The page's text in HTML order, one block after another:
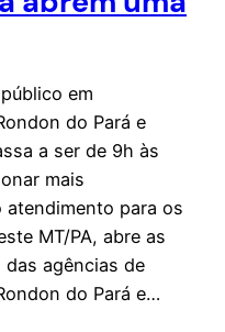
em
do Pará e
a ser de 9h às
mais
atendimento para os
MT/PA, abre as
agências de
do Pará e…